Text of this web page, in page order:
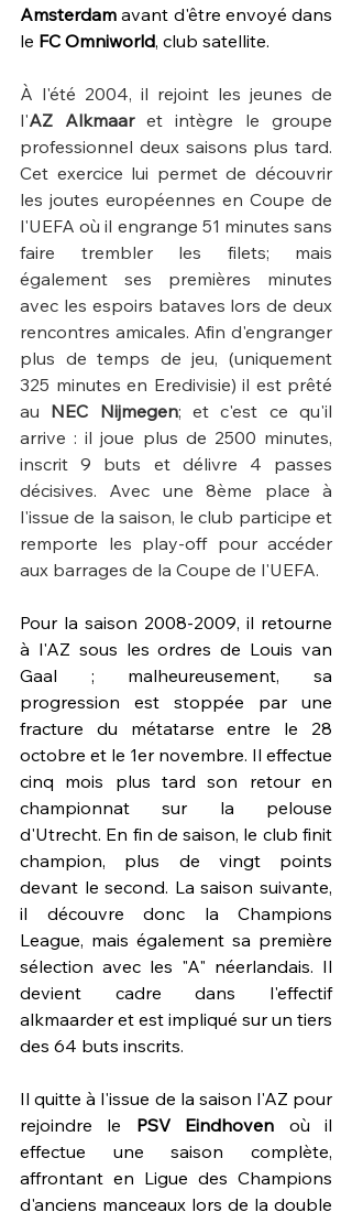
Amsterdam avant d'être envoyé dans
le FC Omniworld, club satellite.
À l'été 2004, il rejoint les jeunes de
l'AZ Alkmaar et intègre le groupe
professionnel deux saisons plus tard.
Cet exercice lui permet de découvrir
les joutes européennes en Coupe de
l'UEFA où il engrange 51 minutes sans
faire trembler les filets; mais
également ses premières minutes
avec les espoirs bataves lors de deux
rencontres amicales. Afin d'engranger
plus de temps de jeu, (uniquement
325 minutes en Eredivisie) il est prêté
au NEC Nijmegen; et c'est ce qu'il
arrive : il joue plus de 2500 minutes,
inscrit 9 buts et délivre 4 passes
décisives. Avec une 8ème place à
l'issue de la saison, le club participe et
remporte les play-off pour accéder
aux barrages de la Coupe de l'UEFA.
Pour la saison 2008-2009, il retourne
à l'AZ sous les ordres de Louis van
Gaal ; malheureusement, sa
progression est stoppée par une
fracture du métatarse entre le 28
octobre et le 1er novembre. Il effectue
cinq mois plus tard son retour en
championnat sur la pelouse
d'Utrecht. En fin de saison, le club finit
champion, plus de vingt points
devant le second. La saison suivante,
il découvre donc la Champions
League, mais également sa première
sélection avec les "A" néerlandais. Il
devient cadre dans l'effectif
alkmaarder et est impliqué sur un tiers
des 64 buts inscrits.
Il quitte à l'issue de la saison l'AZ pour
rejoindre le PSV Eindhoven où il
effectue une saison complète,
affrontant en Ligue des Champions
d'anciens manceaux lors de la double